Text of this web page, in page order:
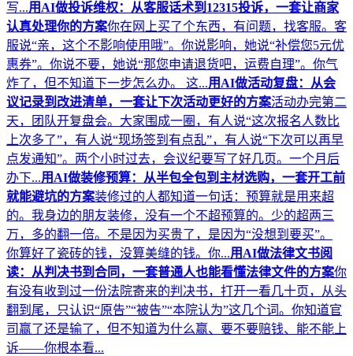
写...用AI做投诉维权：从客服话术到12315投诉，一套让商家
认真处理你的方案你在网上买了个东西，有问题，找客服。客
服说“亲，这个不影响使用哦”。你说影响，她说“补偿您5元优
惠券”。你说不要，她说“那您申请退货吧，运费自理”。你气
炸了，但不知道下一步怎么办。 这...用AI做活动复盘：从会
议记录到改进清单，一套让下次活动更好的方案活动办完第二
天，团队开复盘会。大家围成一圈，有人说“这次报名人数比
上次多了”，有人说“现场签到有点乱”，有人说“下次可以再早
点发通知”。两个小时过去，会议纪要写了好几页。一个月后
办下...用AI做装修预算：从半包全包到主材选购，一套开工前
就能避坑的方案装修过的人都知道一句话：预算就是用来超
的。我身边的朋友装修，没有一个不超预算的。少的超两三
万，多的翻一倍。不是因为买贵了，是因为“没想到要买”。
你算好了瓷砖的钱，没算美缝的钱。你...用AI做法律文书阅
读：从判决书到合同，一套普通人也能看懂法律文件的方案你
有没有收到过一份法院寄来的判决书，打开一看几十页，从头
翻到尾，只认识“原告”“被告”“本院认为”这几个词。你知道官
司赢了还是输了，但不知道为什么赢、要不要赔钱、能不能上
诉——你根本看...